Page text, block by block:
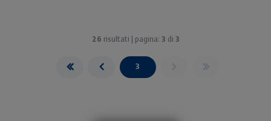
26 risultati | pagina: 3 di 3
3